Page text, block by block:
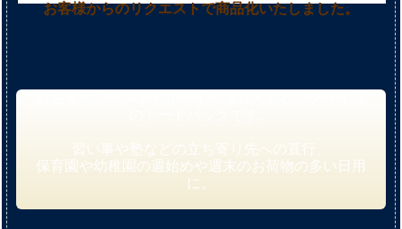
お客様からのリクエストで商品化いたしました。
習い事や塾などの立ち寄り先への直行、
保育園や幼稚園の週始めや週末のお荷物の多い日用
に。